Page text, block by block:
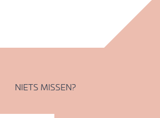
NIETS MISSEN?